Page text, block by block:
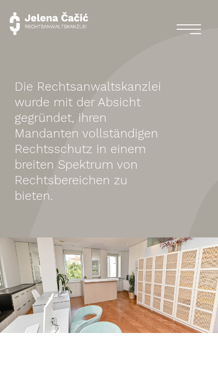
Die Rechtsanwaltskanzlei
wurde mit der Absicht
gegründet, ihren
Mandanten vollständigen
Rechtsschutz in einem
breiten Spektrum von
Rechtsbereichen zu
bieten.